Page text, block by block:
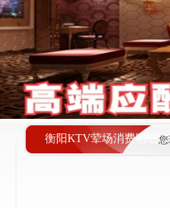
衡阳KTV荤场消费明细